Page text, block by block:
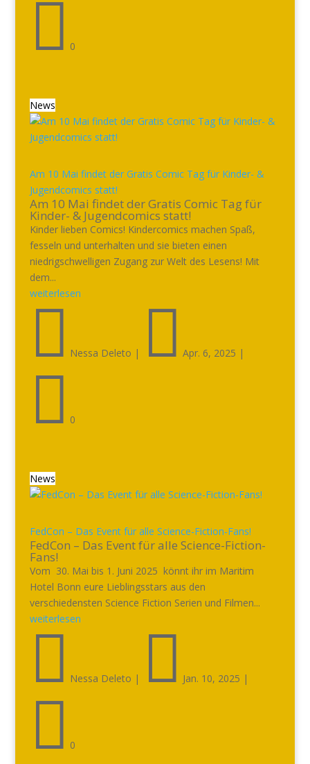
 0
News
Am 10 Mai findet der Gratis Comic Tag für Kinder- &
Jugendcomics statt!
Am 10 Mai findet der Gratis Comic Tag für
Kinder- & Jugendcomics statt!
Kinder lieben Comics! Kindercomics machen Spaß,
fesseln und unterhalten und sie bieten einen
niedrigschwelligen Zugang zur Welt des Lesens! Mit
dem...
weiterlesen
 Nessa Deleto |  Apr. 6, 2025 |
 0
News
FedCon – Das Event für alle Science-Fiction-Fans!
FedCon – Das Event für alle Science-Fiction-
Fans!
Vom 30. Mai bis 1. Juni 2025 könnt ihr im Maritim
Hotel Bonn eure Lieblingsstars aus den
verschiedensten Science Fiction Serien und Filmen...
weiterlesen
 Nessa Deleto |  Jan. 10, 2025 |
 0